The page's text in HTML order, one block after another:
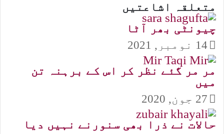
متعلقہ اشاعتیں
چیونٹی بھر آٹا
14 نومبر, 2021
مر مر گئے نظر کر اس کے برہنہ تن
میں
27 جون, 2020
حالات نے ذرا بھی سنورنے نہیں دیا